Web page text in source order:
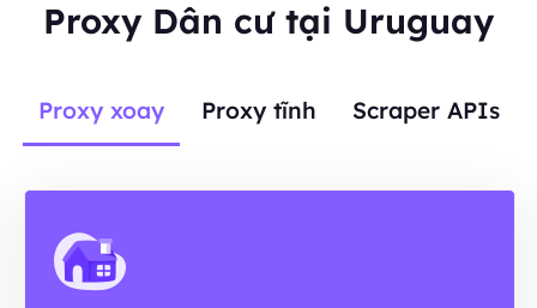
Proxy Dân cư tại Uruguay
Proxy xoay Proxy tĩnh Scraper APIs